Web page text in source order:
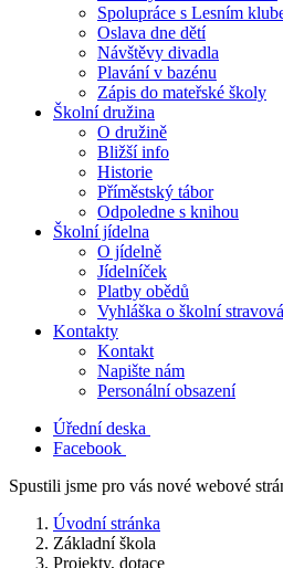
Spolupráce s Lesním
Oslava dne dětí
Návštěvy divadla
Plavání v bazénu
Zápis do mateřské školy
Školní družina
O družině
Bližší info
Historie
Příměstský tábor
Odpoledne s knihou
Školní jídelna
O jídelně
Jídelníček
Platby obědů
Vyhláška o školní
Kontakty
Kontakt
Napište nám
Personální obsazení
Úřední deska
Facebook
Spustili jsme pro vás nové webové
Úvodní stránka
Základní škola
Projekty, dotace